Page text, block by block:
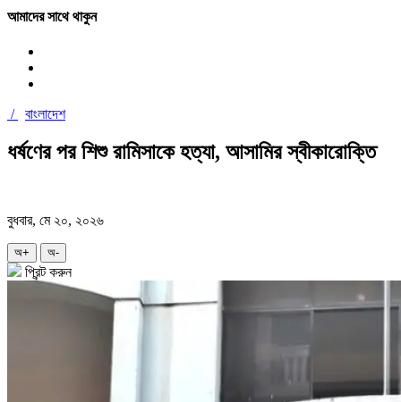
আমাদের সাথে থাকুন
/ বাংলাদেশ
ধর্ষণের পর শিশু রামিসাকে হত্যা, আসামির স্বীকারোক্তি
বুধবার, মে ২০, ২০২৬
অ+ অ-
প্রিন্ট করুন